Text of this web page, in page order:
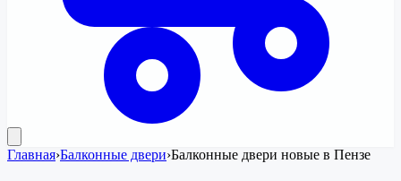
Главная›Балконные двери›Балконные двери новые в Пензе